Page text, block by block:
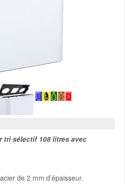
tri sélectif 108 litres avec
de 2 mm d’épaisseur.